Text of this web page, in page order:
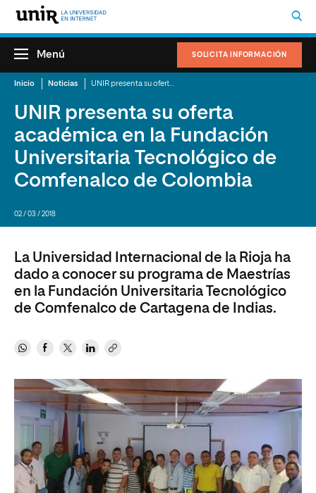
SOLICITA INFORMACIÓN
Menú
Inicio Noticias
UNIR presenta su oferta
académica en la Fundación
Universitaria Tecnológico de
Comfenalco de Colombia
02 / 03 / 2018
La Universidad Internacional de la Rioja ha
dado a conocer su programa de Maestrías
en la Fundación Universitaria Tecnológico
de Comfenalco de Cartagena de Indias.